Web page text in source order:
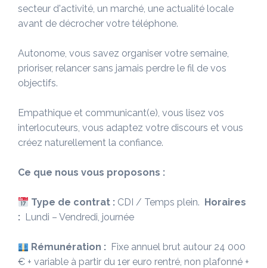
secteur d'activité, un marché, une actualité locale
avant de décrocher votre téléphone.
Autonome, vous savez organiser votre semaine,
prioriser, relancer sans jamais perdre le fil de vos
objectifs.
Empathique et communicant(e), vous lisez vos
interlocuteurs, vous adaptez votre discours et vous
créez naturellement la confiance.
Ce que nous vous proposons :
Type de contrat : CDI / Temps plein. Horaires
: Lundi – Vendredi, journée
Rémunération : Fixe annuel brut autour 24 000
€ + variable à partir du 1er euro rentré, non plafonné +